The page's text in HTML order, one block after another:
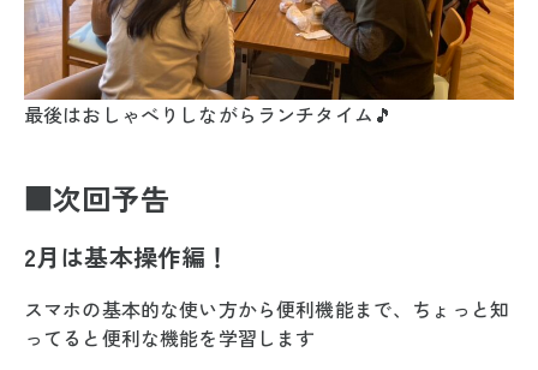
最後はおしゃべりしながらランチタイム🎵
■次回予告
2月は基本操作編！
スマホの基本的な使い方から便利機能まで、ちょっと知
ってると便利な機能を学習します